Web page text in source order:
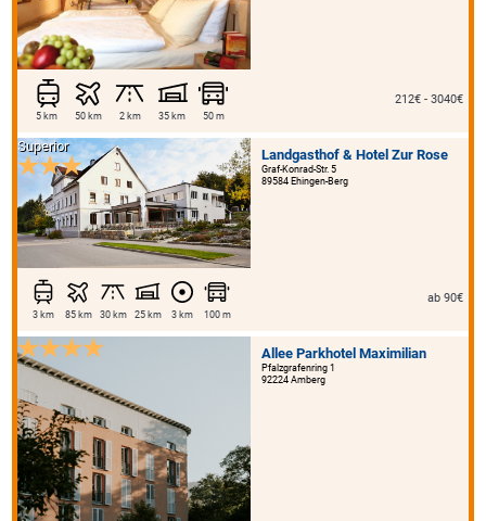
5 km 50 km 2 km 35 km 50 m
212€ - 3040€
Landgasthof & Hotel Zur Rose
Graf-Konrad-Str. 5
89584 Ehingen-Berg
Superior
3 km 85 km 30 km 25 km 3 km 100 m
ab 90€
Allee Parkhotel Maximilian
Pfalzgrafenring 1
92224 Amberg